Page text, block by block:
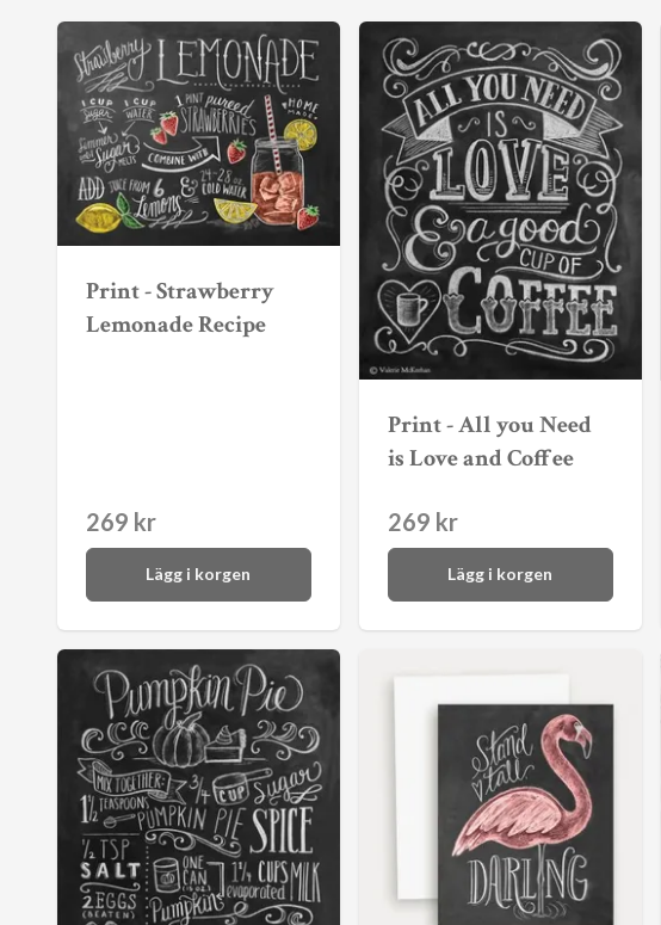
Print - Strawberry
Lemonade Recipe
269 kr
Lägg i korgen
Print - All you Need
is Love and Coffee
269 kr
Lägg i korgen